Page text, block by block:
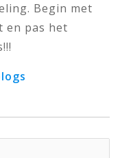
Begin met
en pas het